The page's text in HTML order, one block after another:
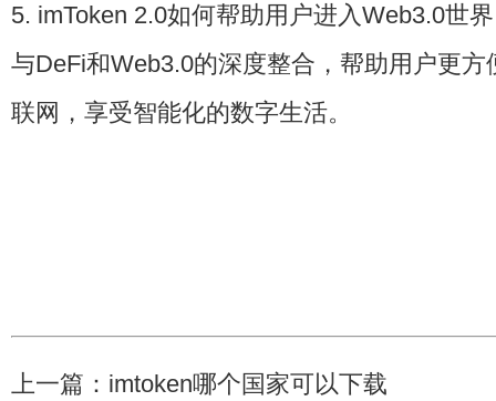
5. imToken 2.0如何帮助用户进入Web3.0世
与DeFi和Web3.0的深度整合，帮助用户更
联网，享受智能化的数字生活。
上一篇： imtoken哪个国家可以下载